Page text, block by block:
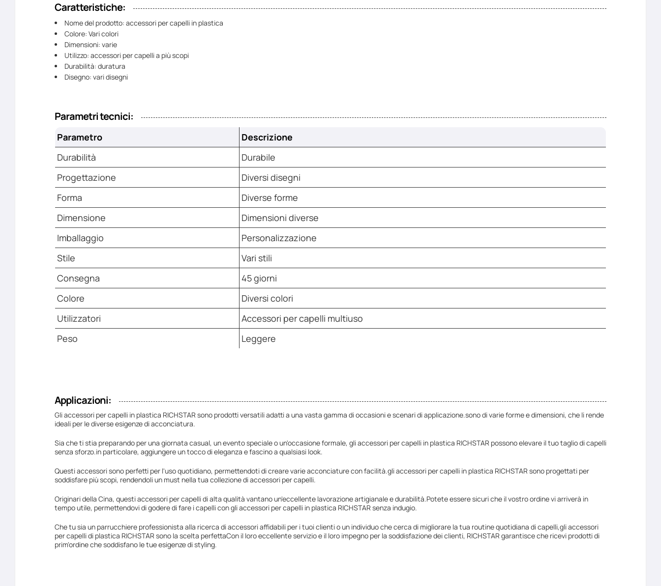
Caratteristiche:
Nome del prodotto: accessori per capelli in plastica
Colore: Vari colori
Dimensioni: varie
Utilizzo: accessori per capelli a più scopi
Durabilità: duratura
Disegno: vari disegni
Parametri tecnici:
Parametro
Descrizione
Durabilità
Durabile
Progettazione
Diversi disegni
Forma
Diverse forme
Dimensione
Dimensioni diverse
Imballaggio
Personalizzazione
Stile
Vari stili
Consegna
45 giorni
Colore
Diversi colori
Utilizzatori
Accessori per capelli multiuso
Peso
Leggere
Applicazioni:
Gli accessori per capelli in plastica RICHSTAR sono prodotti versatili adatti a una vasta gamma di occasioni e scenari di applicazione.sono di varie forme e dimensioni, che li rende
ideali per le diverse esigenze di acconciatura.
Sia che ti stia preparando per una giornata casual, un evento speciale o un'occasione formale, gli accessori per capelli in plastica RICHSTAR possono elevare il tuo taglio di capelli
senza sforzo.in particolare, aggiungere un tocco di eleganza e fascino a qualsiasi look.
Questi accessori sono perfetti per l'uso quotidiano, permettendoti di creare varie acconciature con facilità.gli accessori per capelli in plastica RICHSTAR sono progettati per
soddisfare più scopi, rendendoli un must nella tua collezione di accessori per capelli.
Originari della Cina, questi accessori per capelli di alta qualità vantano un'eccellente lavorazione artigianale e durabilità.Potete essere sicuri che il vostro ordine vi arriverà in
tempo utile, permettendovi di godere di fare i capelli con gli accessori per capelli in plastica RICHSTAR senza indugio.
Che tu sia un parrucchiere professionista alla ricerca di accessori affidabili per i tuoi clienti o un individuo che cerca di migliorare la tua routine quotidiana di capelli,gli accessori
per capelli di plastica RICHSTAR sono la scelta perfettaCon il loro eccellente servizio e il loro impegno per la soddisfazione dei clienti, RICHSTAR garantisce che ricevi prodotti di
prim'ordine che soddisfano le tue esigenze di styling.